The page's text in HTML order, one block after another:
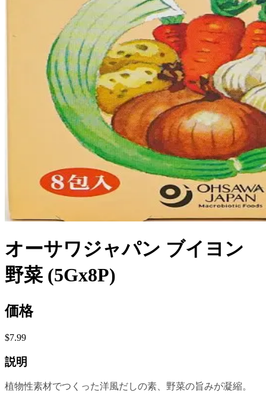
オーサワジャパン ブイヨン
野菜 (5Gx8P)
価格
$7.99
説明
植物性素材でつくった洋風だしの素、野菜の旨みが凝縮。